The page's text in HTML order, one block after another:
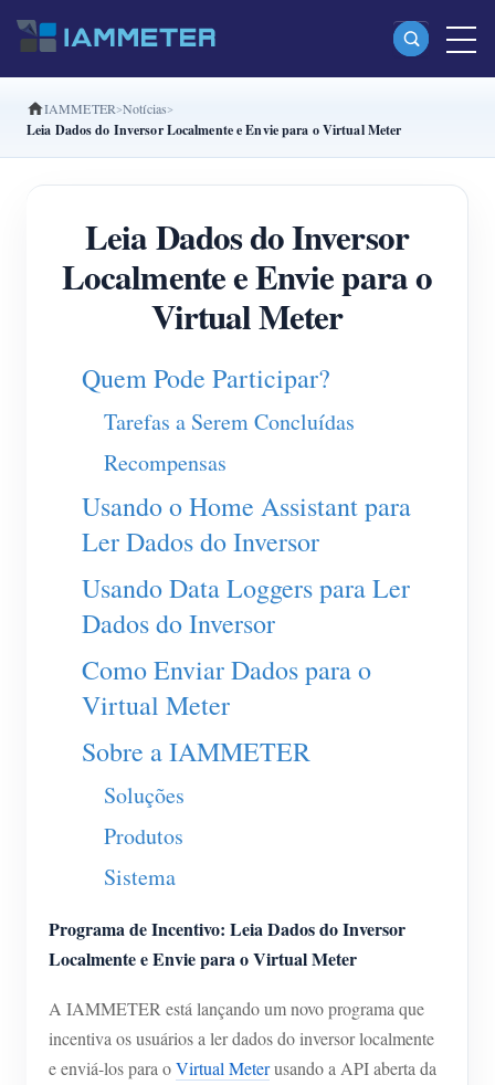
Produtos
Trifásico Medidor de energia Wi-Fi (WEM3080T)
Trifásico Medidor de energia Wi-Fi (WEM3046T)
Trifásico Medidor de energia Wi-Fi (WEM3050T)
Controlador de potência WiFi
IAMMETER Cloud Pro
Serviço de hospedagem própria
Carregador EV
IAMMETER Simulator
Medidor virtual
Sistema de previsão e simulação de energia
Aplicações
Monitor de energia do sistema solar fotovoltaico
Monitor de consumo de eletricidade
Sistema de controle de aquecedor FV
Automação residencial
Monitoramento de energia da fábrica
Recursos
Início rápido do produto
FAQ
Blog
App Loja
Explorar site
Soluções
Sobre nós
IAMMETER Notícias
Leia Dados do Inversor Localmente e Envie para o Virtual Meter
Leia Dados do Inversor
Localmente e Envie para o
Virtual Meter
Quem Pode Participar?
Tarefas a Serem Concluídas
Recompensas
Usando o Home Assistant para
Ler Dados do Inversor
Usando Data Loggers para Ler
Dados do Inversor
Como Enviar Dados para o
Virtual Meter
Sobre a IAMMETER
Soluções
Produtos
Sistema
Programa de Incentivo: Leia Dados do Inversor
Localmente e Envie para o Virtual Meter
A IAMMETER está lançando um novo programa que
incentiva os usuários a ler dados do inversor localmente
e enviá-los para oVirtual Meterusando a API aberta da